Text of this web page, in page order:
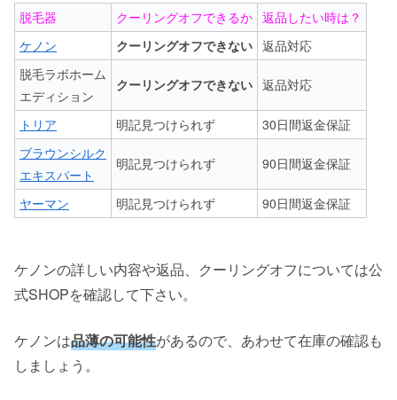
脱毛器 クーリングオフできるか 返品したい時は？
ケノン
クーリングオフできない 返品対応
脱毛ラボホーム
エディション
クーリングオフできない 返品対応
トリア 明記見つけられず
30日間返金保証
ブラウンシルク
エキスパート
明記見つけられず 90日間返金保証
ヤーマン 明記見つけられず 90日間返金保証
ケノンの詳しい内容や返品、クーリングオフについては公
式SHOPを確認して下さい。
ケノンは品薄の可能性があるので、あわせて在庫の確認も
しましょう。